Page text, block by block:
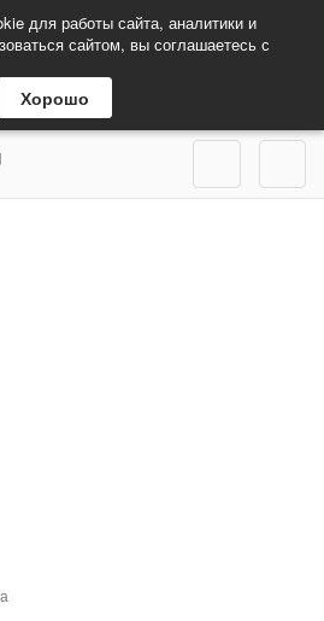
для работы сайта, аналитики и
сайтом, вы соглашаетесь с
Хорошо